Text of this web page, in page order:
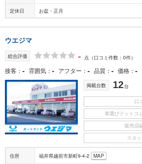
定休日 お盆・正月
ウエジマ
総合評価 - 点 （口コミ件数：0件）
接客 - 雰囲気 - アフター - 品質 - 価格 -
掲載台数 12台
口
車選びドットコ
販売店
スタ
住所 福井県越前市新町9-4-2 MAP